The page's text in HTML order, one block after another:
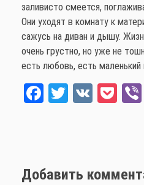
заливисто смеется,
Они уходят в комнату к
сажусь на диван и дышу.
очень грустно, но уже не
есть любовь, есть
Fa T
V
Po
Добавить